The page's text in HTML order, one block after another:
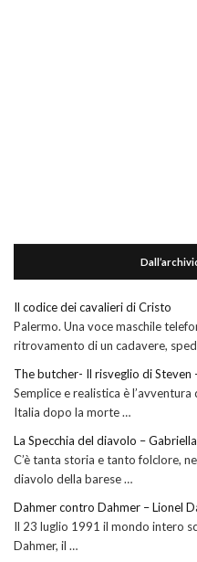
Il codice dei cavalieri di Cristo
Palermo. Una voce maschile
ritrovamento di un cadavere,
The butcher- Il risveglio di Steven
Semplice e realistica è
Italia dopo la morte …
La Specchia del diavolo –
C’è tanta storia e tanto folclore,
diavolo della barese …
Dahmer contro Dahmer – Lionel
Il 23 luglio 1991 il mondo intero
Dahmer, il …